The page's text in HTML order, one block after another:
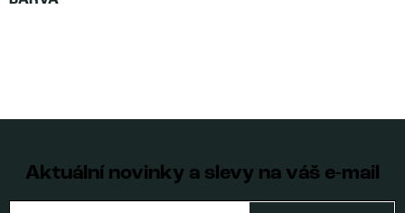
Aktuální novinky a slevy na váš e-mail